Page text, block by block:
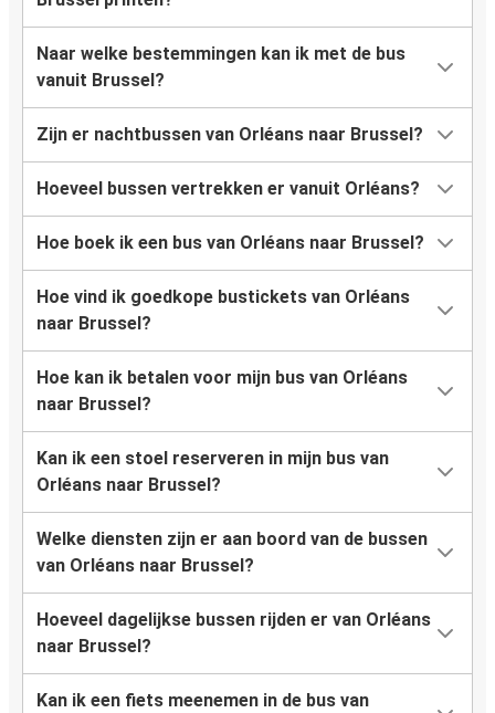
Naar welke bestemmingen kan ik met de bus
vanuit Brussel?
Zijn er nachtbussen van Orléans naar Brussel?
Hoeveel bussen vertrekken er vanuit Orléans?
Hoe boek ik een bus van Orléans naar Brussel?
Hoe vind ik goedkope bustickets van Orléans
naar Brussel?
Hoe kan ik betalen voor mijn bus van Orléans
naar Brussel?
Kan ik een stoel reserveren in mijn bus van
Orléans naar Brussel?
Welke diensten zijn er aan boord van de bussen
van Orléans naar Brussel?
Hoeveel dagelijkse bussen rijden er van Orléans
naar Brussel?
Kan ik een fiets meenemen in de bus van